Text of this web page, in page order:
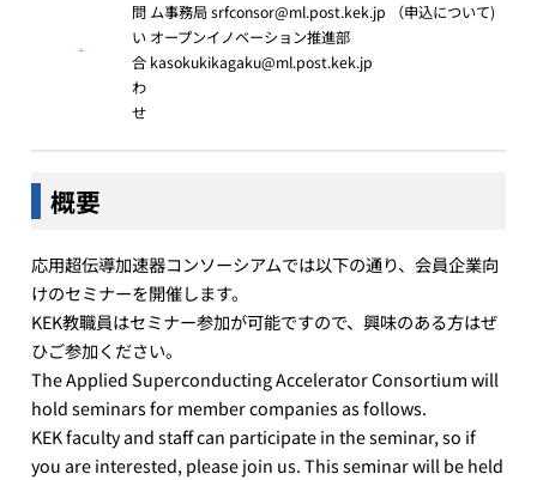
問
い
合
わ
せ
ム事務局 srfconsor@ml.post.kek.jp （申込について)
オープンイノベーション推進部
kasokukikagaku@ml.post.kek.jp
概要
応用超伝導加速器コンソーシアムでは以下の通り、会員企業向
けのセミナーを開催します。
KEK教職員はセミナー参加が可能ですので、興味のある方はぜ
ひご参加ください。
The Applied Superconducting Accelerator Consortium will
hold seminars for member companies as follows.
KEK faculty and staff can participate in the seminar, so if
you are interested, please join us. This seminar will be held